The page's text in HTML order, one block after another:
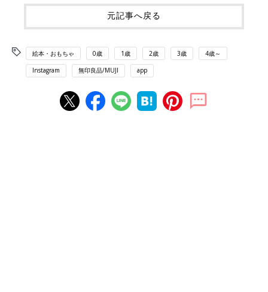
元記事へ戻る
絵本・おもちゃ 0歳 1歳 2歳 3歳 4歳～
Instagram 無印良品/MUJI app